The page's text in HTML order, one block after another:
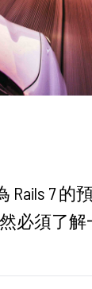
Rails 7
然必須了